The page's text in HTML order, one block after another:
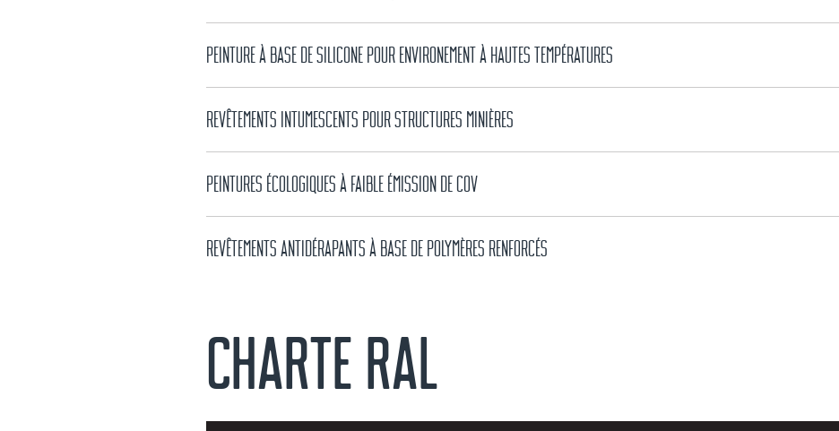
PEINTURE À BASE DE SILICONE POUR ENVIRONEMENT À HAUTES TEMPÉRATURES
REVÊTEMENTS INTUMESCENTS POUR STRUCTURES MINIÈRES
PEINTURES ÉCOLOGIQUES À FAIBLE ÉMISSION DE COV
REVÊTEMENTS ANTIDÉRAPANTS À BASE DE POLYMÈRES RENFORCÉS
CHARTE RAL